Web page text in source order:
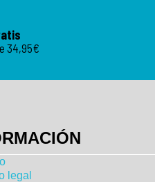
34,95€
legal